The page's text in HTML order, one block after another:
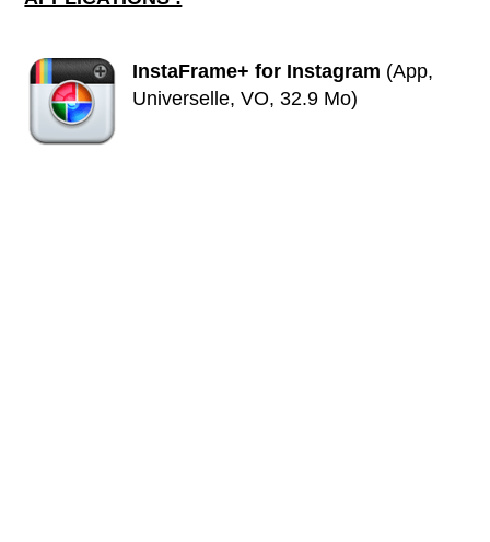
InstaFrame+ for Instagram (App,
Universelle, VO, 32.9 Mo)